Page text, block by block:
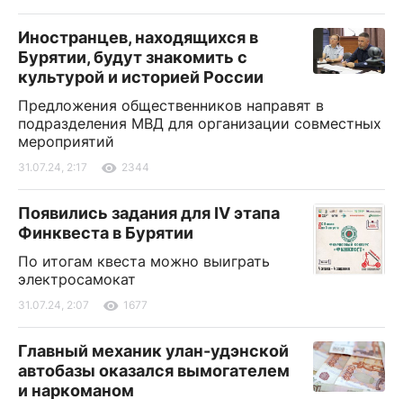
Иностранцев, находящихся в
Бурятии, будут знакомить с
культурой и историей России
Предложения общественников направят в
подразделения МВД для организации совместных
мероприятий
31.07.24, 2:17 2344
Появились задания для IV этапа
Финквеста в Бурятии
По итогам квеста можно выиграть
электросамокат
31.07.24, 2:07 1677
Главный механик улан-удэнской
автобазы оказался вымогателем
и наркоманом